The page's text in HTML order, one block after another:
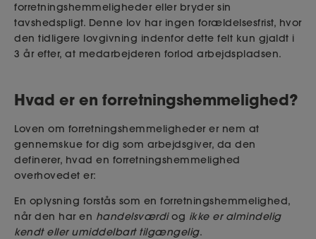
Dokumenter.dk
forretningshemmeligheder eller bryder sin
tavshedspligt. Denne lov har ingen forældelsesfrist, hvor
den tidligere lovgivning indenfor dette felt kun gjaldt i
3 år efter, at medarbejderen forlod arbejdspladsen.
Hvad er en forretningshemmelighed?
Loven om forretningshemmeligheder er nem at
gennemskue for dig som arbejdsgiver, da den
definerer, hvad en forretningshemmelighed
overhovedet er:
En oplysning forstås som en forretningshemmelighed,
når den har en handelsværdiog ikke er almindelig
kendt eller umiddelbart tilgængelig.